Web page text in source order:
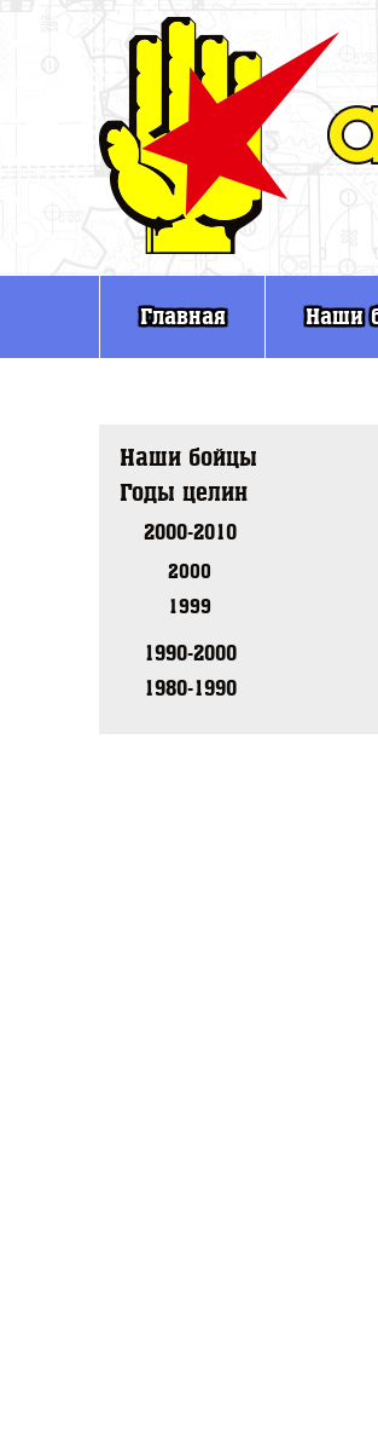
Главная Наши
Наши бойцы
Годы целин
2000-2010
2000
1999
1990-2000
1980-1990